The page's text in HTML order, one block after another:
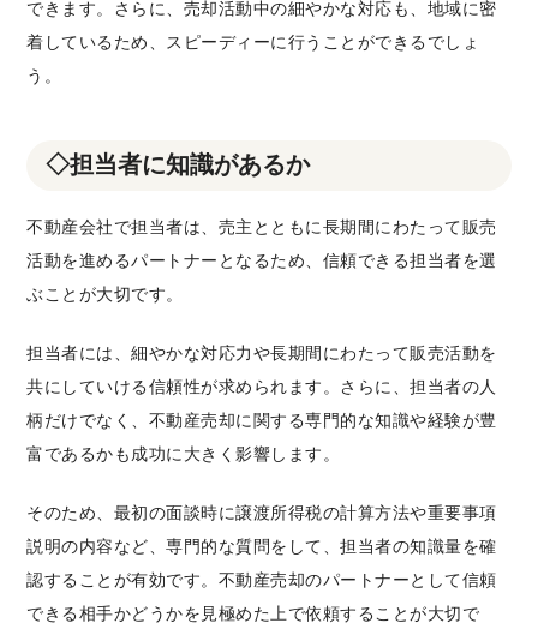
できます。さらに、売却活動中の細やかな対応も、地域に密
着しているため、スピーディーに行うことができるでしょ
う。
◇担当者に知識があるか
不動産会社で担当者は、売主とともに長期間にわたって販売
活動を進めるパートナーとなるため、信頼できる担当者を選
ぶことが大切です。
担当者には、細やかな対応力や長期間にわたって販売活動を
共にしていける信頼性が求められます。さらに、担当者の人
柄だけでなく、不動産売却に関する専門的な知識や経験が豊
富であるかも成功に大きく影響します。
そのため、最初の面談時に譲渡所得税の計算方法や重要事項
説明の内容など、専門的な質問をして、担当者の知識量を確
認することが有効です。不動産売却のパートナーとして信頼
できる相手かどうかを見極めた上で依頼することが大切で